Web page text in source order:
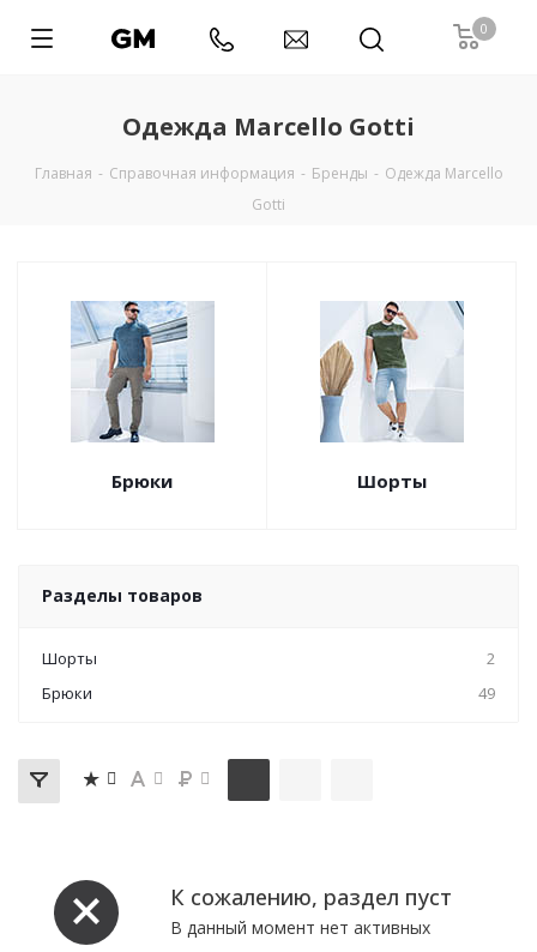
0
Одежда Marcello Gotti
Главная - Справочная информация - Бренды - Одежда Marcello
Gotti
Брюки Шорты
Разделы товаров
Шорты
2
Брюки
49
К сожалению, раздел пуст
В данный момент нет активных